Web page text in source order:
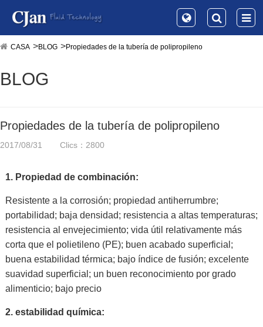
CASA BLOG Propiedades de la tubería de polipropileno
BLOG
Propiedades de la tubería de polipropileno
2017/08/31 Clics：2800
1. Propiedad de combinación:
Resistente a la corrosión; propiedad antiherrumbre;
portabilidad; baja densidad; resistencia a altas temperaturas;
resistencia al envejecimiento; vida útil relativamente más
corta que el polietileno (PE); buen acabado superficial;
buena estabilidad térmica; bajo índice de fusión; excelente
suavidad superficial; un buen reconocimiento por grado
alimenticio; bajo precio
2. estabilidad química: